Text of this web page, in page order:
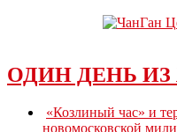
ОДИН ДЕНЬ
«Козлиный час» и
новомосковской